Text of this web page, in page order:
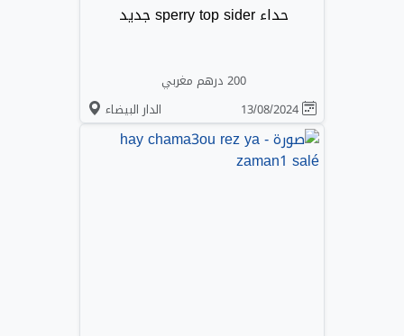
حداء sperry top sider جديد
200 درهم مغربي
الدار البيضاء